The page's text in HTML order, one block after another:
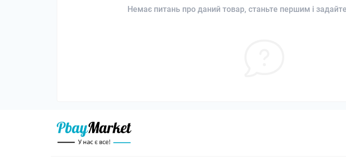
Немає питань про даний товар, станьте першим і